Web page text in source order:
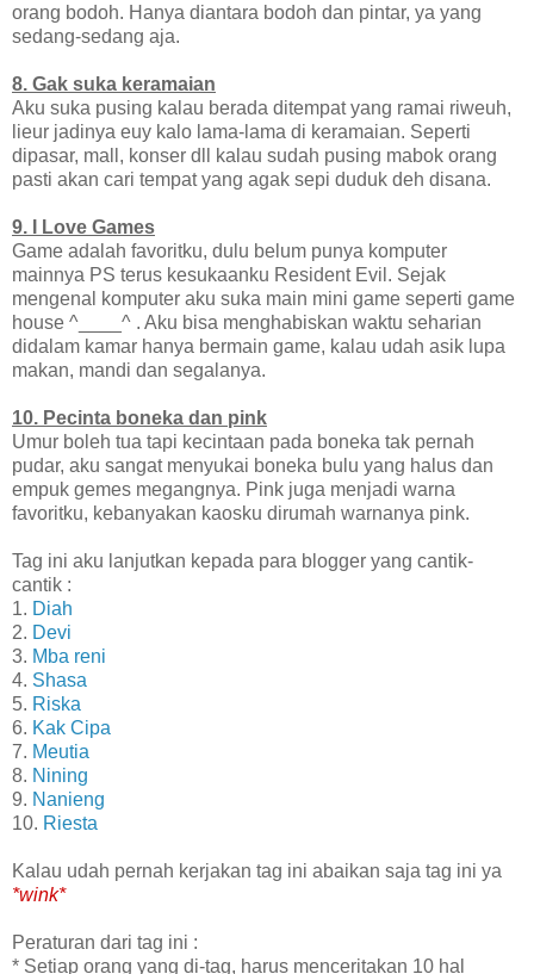
orang bodoh. Hanya diantara bodoh dan pintar, ya yang
sedang-sedang aja.
8. Gak suka keramaian
Aku suka pusing kalau berada ditempat yang ramai riweuh,
lieur jadinya euy kalo lama-lama di keramaian. Seperti
dipasar, mall, konser dll kalau sudah pusing mabok orang
pasti akan cari tempat yang agak sepi duduk deh disana.
9. I Love Games
Game adalah favoritku, dulu belum punya komputer
mainnya PS terus kesukaanku Resident Evil. Sejak
mengenal komputer aku suka main mini game seperti game
house ^____^ . Aku bisa menghabiskan waktu seharian
didalam kamar hanya bermain game, kalau udah asik lupa
makan, mandi dan segalanya.
10. Pecinta boneka dan pink
Umur boleh tua tapi kecintaan pada boneka tak pernah
pudar, aku sangat menyukai boneka bulu yang halus dan
empuk gemes megangnya. Pink juga menjadi warna
favoritku, kebanyakan kaosku dirumah warnanya pink.
Tag ini aku lanjutkan kepada para blogger yang cantik-
cantik :
1. Diah
2. Devi
3. Mba reni
4. Shasa
5. Riska
6. Kak Cipa
7. Meutia
8. Nining
9. Nanieng
10. Riesta
Kalau udah pernah kerjakan tag ini abaikan saja tag ini ya
*wink*
Peraturan dari tag ini :
* Setiap orang yang di-tag, harus menceritakan 10 hal